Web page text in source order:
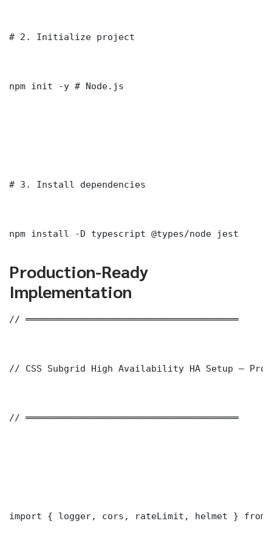
# 2. Initialize project
npm init -y # Node.js
# 3. Install dependencies
npm install -D typescript @types/node jest
Production-Ready
Implementation
// ═══════════════════════════════════════
// CSS Subgrid High Availability HA Setup —
// ═══════════════════════════════════════
import { logger, cors, rateLimit, helmet } from